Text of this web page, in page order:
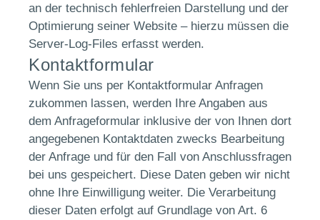
an der technisch fehlerfreien Darstellung und der
Optimierung seiner Website – hierzu müssen die
Server-Log-Files erfasst werden.
Kontaktformular
Wenn Sie uns per Kontaktformular Anfragen
zukommen lassen, werden Ihre Angaben aus
dem Anfrageformular inklusive der von Ihnen dort
angegebenen Kontaktdaten zwecks Bearbeitung
der Anfrage und für den Fall von Anschlussfragen
bei uns gespeichert. Diese Daten geben wir nicht
ohne Ihre Einwilligung weiter. Die Verarbeitung
dieser Daten erfolgt auf Grundlage von Art. 6